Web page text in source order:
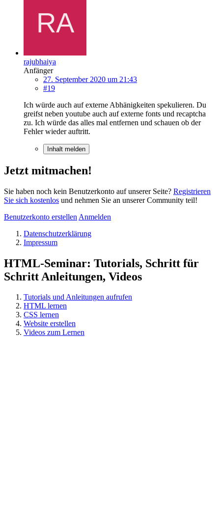
rajubhaiya
Anfänger
27. September 2020 um 21:43
#19
Ich würde auch auf externe Abhänigkeiten spekulieren. Du
greifst neben youtube auch auf externe fonts und recaptcha
zu. Ich würde das alles mal entfernen und schauen ob der
Fehler wieder auftritt.
Inhalt melden
Jetzt mitmachen!
Sie haben noch kein Benutzerkonto auf unserer Seite? Registrieren
Sie sich kostenlos und nehmen Sie an unserer Community teil!
Benutzerkonto erstellen Anmelden
Datenschutzerklärung
Impressum
HTML-Seminar: Tutorials, Schritt für
Schritt Anleitungen, Videos
Tutorials und Anleitungen aufrufen
HTML lernen
CSS lernen
Website erstellen
Videos zum Lernen